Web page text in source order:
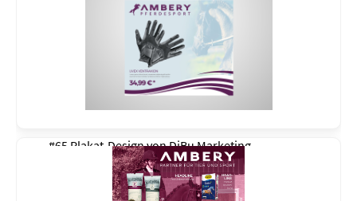
#65 Plakat-Design vonDiBu Marketing